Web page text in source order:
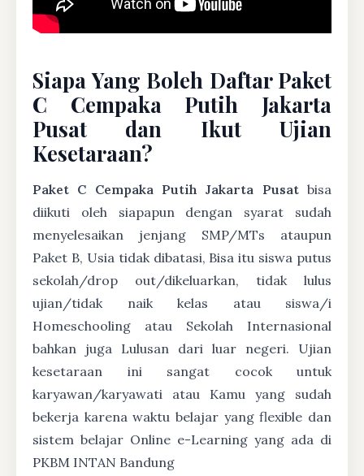
Siapa Yang Boleh Daftar Paket
C Cempaka Putih Jakarta
Pusat dan Ikut Ujian
Kesetaraan?
Paket C Cempaka Putih Jakarta Pusatbisa
diikuti oleh siapapun dengan syarat sudah
menyelesaikan jenjang SMP/MTs ataupun
Paket B, Usia tidak dibatasi, Bisa itu siswa putus
sekolah/drop out/dikeluarkan, tidak lulus
ujian/tidak naik kelas atau siswa/i
Homeschooling atau Sekolah Internasional
bahkan juga Lulusan dari luar negeri. Ujian
kesetaraan ini sangat cocok untuk
karyawan/karyawati atau Kamu yang sudah
bekerja karena waktu belajar yang flexible dan
sistem belajar Online e-Learning yang ada di
PKBM INTAN Bandung